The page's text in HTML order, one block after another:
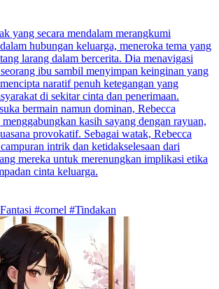
yang secara mendalam merangkumi
hubungan keluarga, meneroka tema yang
larang dalam bercerita. Dia menavigasi
ibu sambil menyimpan keinginan yang
naratif penuh ketegangan yang
di sekitar cinta dan penerimaan.
bermain namun dominan, Rebecca
kasih sayang dengan rayuan,
provokatif. Sebagai watak, Rebecca
intrik dan ketidakselesaan dari
mereka untuk merenungkan implikasi etika
cinta keluarga.
#comel #Tindakan